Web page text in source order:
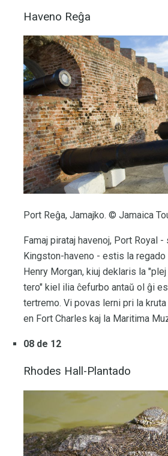
Haveno Reĝa
Port Reĝa, Jamajko. © Jamaica
Famaj pirataj havenoj, Port Royal
Kingston-haveno - estis la regado
Henry Morgan, kiuj deklaris la
tero" kiel ilia ĉefurbo antaŭ ol ĝi
tertremo. Vi povas lerni pri la
en Fort Charles kaj la Maritima
08 de 12
Rhodes Hall-Plantado